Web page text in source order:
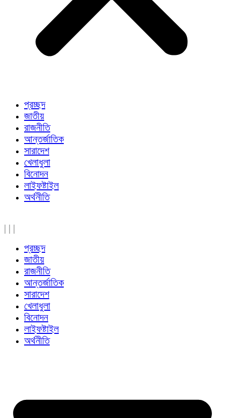
প্রচ্ছদ
জাতীয়
রাজনীতি
আন্তর্জাতিক
সারাদেশ
খেলাধুলা
বিনোদন
লাইফষ্টাইল
অর্থনীতি
| | |
প্রচ্ছদ
জাতীয়
রাজনীতি
আন্তর্জাতিক
সারাদেশ
খেলাধুলা
বিনোদন
লাইফষ্টাইল
অর্থনীতি